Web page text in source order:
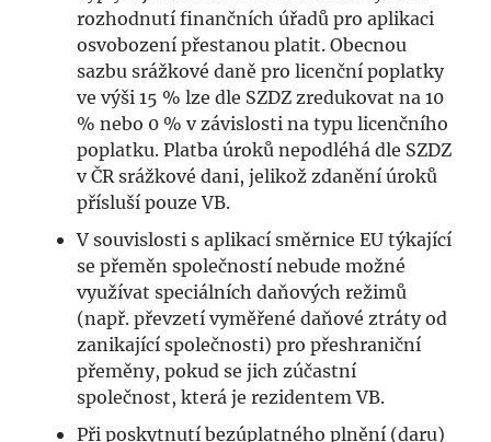
rozhodnutí finančních úřadů pro aplikaci
osvobození přestanou platit. Obecnou
sazbu srážkové daně pro licenční poplatky
ve výši 15 % lze dle SZDZ zredukovat na 10
% nebo 0 % v závislosti na typu licenčního
poplatku. Platba úroků nepodléhá dle SZDZ
v ČR srážkové dani, jelikož zdanění úroků
přísluší pouze VB.
V souvislosti s aplikací směrnice EU týkající
se přeměn společností nebude možné
využívat speciálních daňových režimů
(např. převzetí vyměřené daňové ztráty od
zanikající společnosti) pro přeshraniční
přeměny, pokud se jich zúčastní
společnost, která je rezidentem VB.
Při poskytnutí bezúplatného plnění (daru)